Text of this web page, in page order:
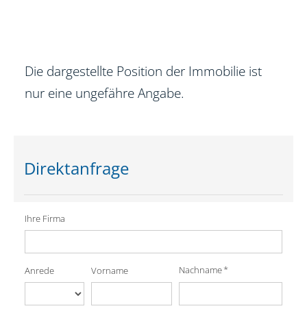
Die dargestellte Position der Immobilie ist
nur eine ungefähre Angabe.
Direktanfrage
Ihre Firma
Anrede Vorname Nachname *